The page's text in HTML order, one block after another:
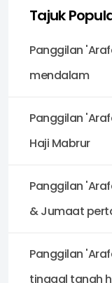
Tajuk
Panggilan
mendalam
Panggilan
Haji Mabrur
Panggilan
& Jumaat
Panggilan
tinggal tanah